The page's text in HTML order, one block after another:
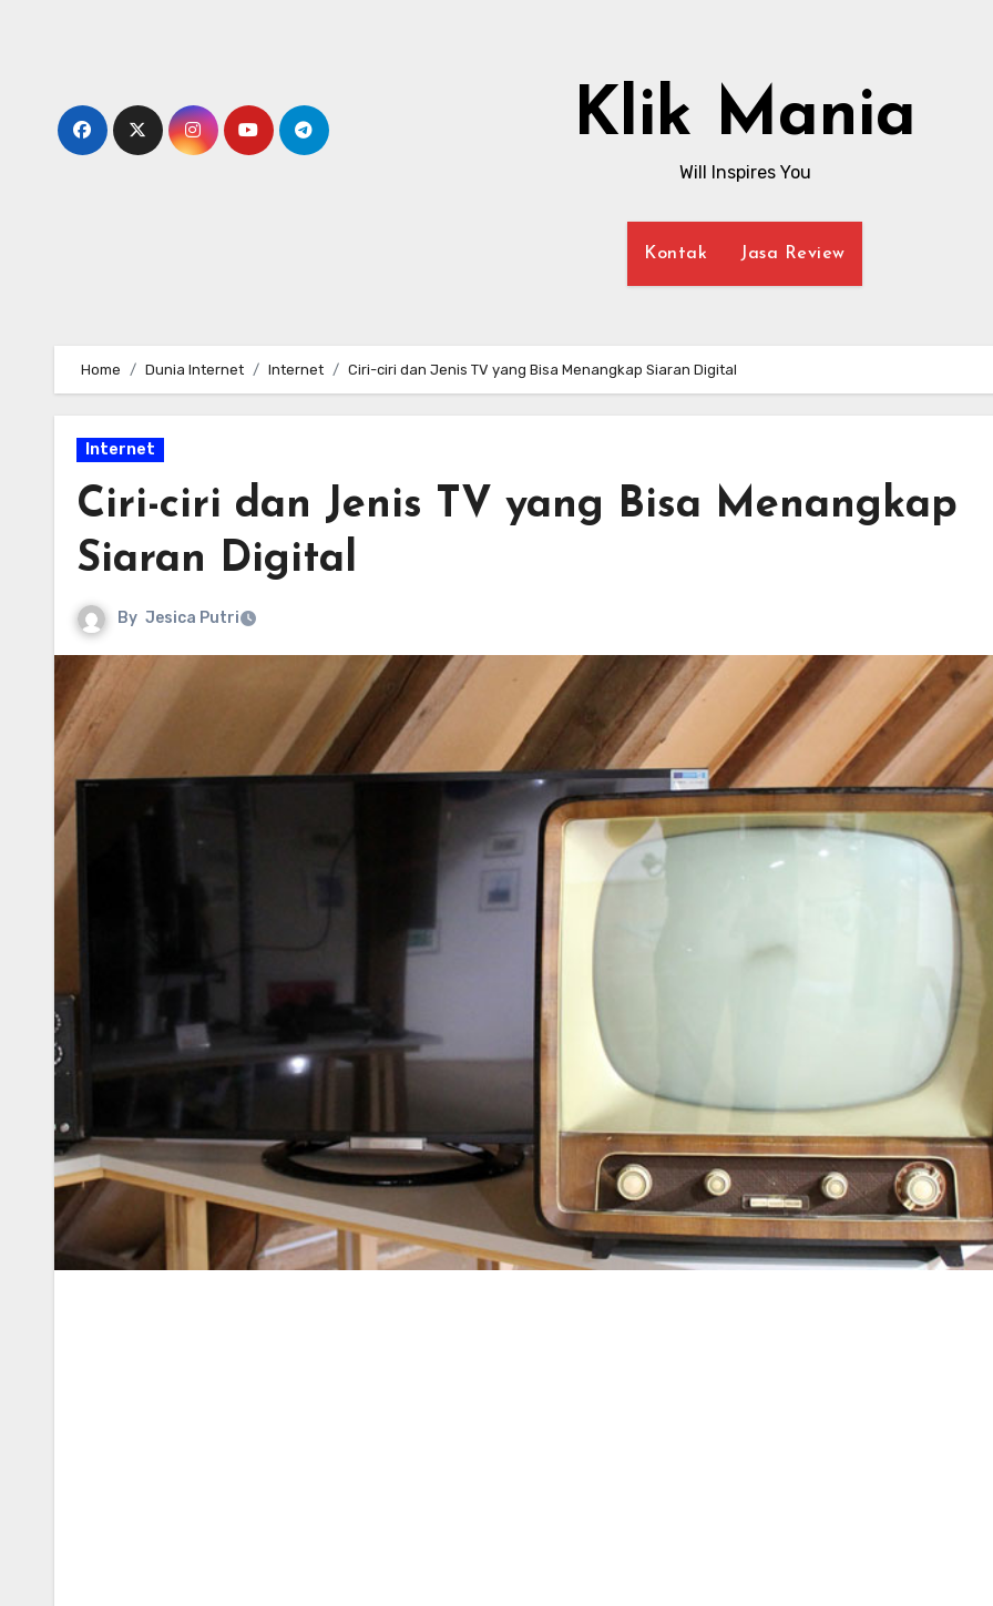
Klik Mania
Will Inspires You
Kontak Jasa Review
Home Dunia Internet Internet Ciri-ciri dan Jenis TV yang Bisa Menangkap Siaran Digital
Internet
Ciri-ciri dan Jenis TV yang Bisa Menangkap
Siaran Digital
By Jesica Putri